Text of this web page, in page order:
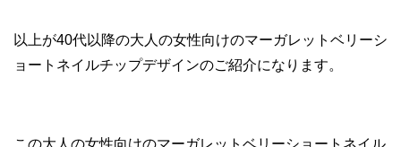
以上が40代以降の大人の女性向けのマーガレットベリーシ
ョートネイルチップデザインのご紹介になります。
この大人の女性向けのマーガレットベリーショートネイル